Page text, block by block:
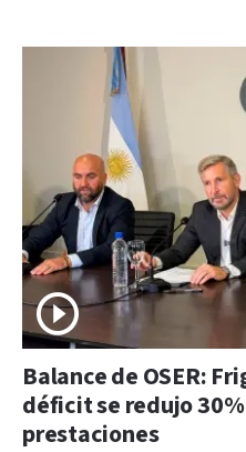
Balance de OSER:
déficit se redujo
prestaciones